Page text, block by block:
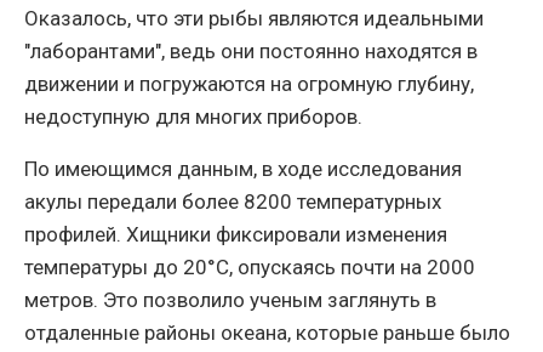
Оказалось, что эти рыбы являются идеальными
"лаборантами", ведь они постоянно находятся в
движении и погружаются на огромную глубину,
недоступную для многих приборов.
По имеющимся данным, в ходе исследования
акулы передали более 8200 температурных
профилей. Хищники фиксировали изменения
температуры до 20°C, опускаясь почти на 2000
метров. Это позволило ученым заглянуть в
отдаленные районы океана, которые раньше было